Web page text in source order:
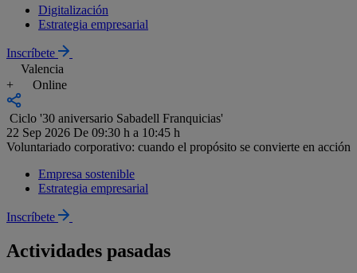
Digitalización
Estrategia empresarial
Inscríbete
Valencia
+
Online
Ciclo '30 aniversario Sabadell Franquicias'
22 Sep 2026 De 09:30 h a 10:45 h
Voluntariado corporativo: cuando el propósito se convierte en acción
Empresa sostenible
Estrategia empresarial
Inscríbete
Actividades pasadas